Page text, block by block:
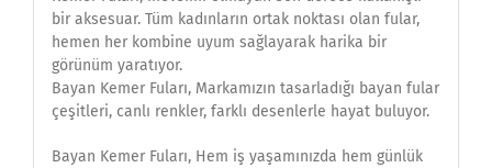
bir aksesuar. Tüm kadınların ortak noktası olan fular,
hemen her kombine uyum sağlayarak harika bir
görünüm yaratıyor.
Bayan Kemer Fuları, Markamızın tasarladığı bayan fular
çeşitleri, canlı renkler, farklı desenlerle hayat buluyor.
Bayan Kemer Fuları, Hem iş yaşamınızda hem günlük